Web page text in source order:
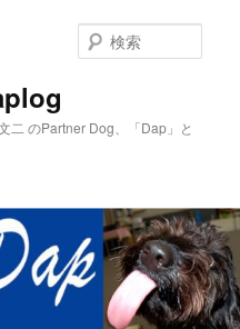
二 のPartner Dog、「Dap」と
索